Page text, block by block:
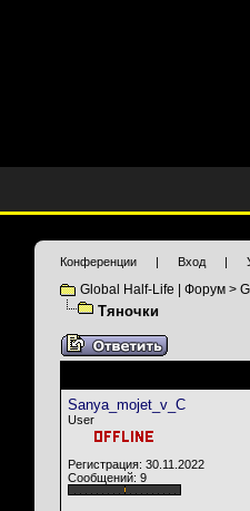
Конференции | Вход |
Global Half-Life | Форум >
Тяночки
Sanya_mojet_v_C
User
Регистрация: 30.11.2022
Сообщений: 9